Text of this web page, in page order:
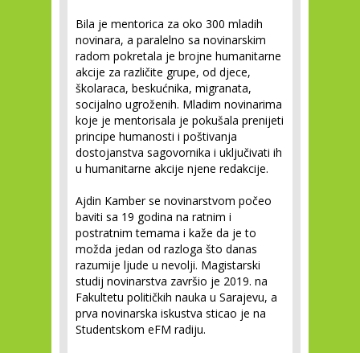
Bila je mentorica za oko 300 mladih
novinara, a paralelno sa novinarskim
radom pokretala je brojne humanitarne
akcije za različite grupe, od djece,
školaraca, beskućnika, migranata,
socijalno ugroženih. Mladim novinarima
koje je mentorisala je pokušala prenijeti
principe humanosti i poštivanja
dostojanstva sagovornika i uključivati ih
u humanitarne akcije njene redakcije.
Ajdin Kamber se novinarstvom počeo
baviti sa 19 godina na ratnim i
postratnim temama i kaže da je to
možda jedan od razloga što danas
razumije ljude u nevolji. Magistarski
studij novinarstva završio je 2019. na
Fakultetu političkih nauka u Sarajevu, a
prva novinarska iskustva sticao je na
Studentskom eFM radiju.